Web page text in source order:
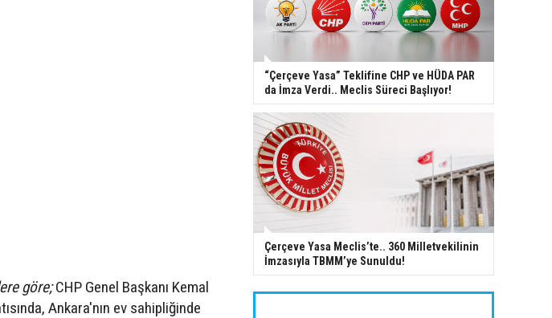
göre;CHP Genel Başkanı Kemal
Ankara'nın ev sahipliğinde
“Çerçeve Yasa” Teklifine CHP ve HÜDA PAR
da İmza Verdi.. Meclis Süreci Başlıyor!
Çerçeve Yasa Meclis’te.. 360 Milletvekilinin
İmzasıyla TBMM’ye Sunuldu!